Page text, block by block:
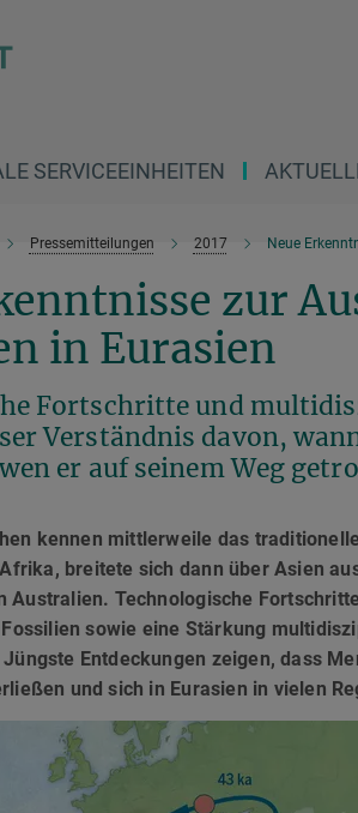
SERVICEEINHEITEN
Pressemitteilungen 2017 Neue
zur
in Eurasien
Fortschritte und
Verständnis davon,
er auf seinem Weg
kennen mittlerweile das
breitete sich dann über Asien
Australien. Technologische
sowie eine Stärkung
Entdeckungen zeigen, dass
und sich in Eurasien in vielen